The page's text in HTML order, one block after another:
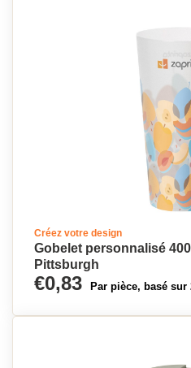
Créez votre design
Gobelet personnalisé
Pittsburgh
€0,83 Par pièce, basé sur